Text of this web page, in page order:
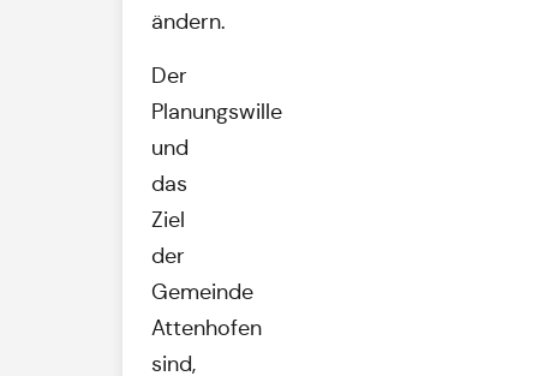
ändern.
Der
Planungswille
und
das
Ziel
der
Gemeinde
Attenhofen
sind,